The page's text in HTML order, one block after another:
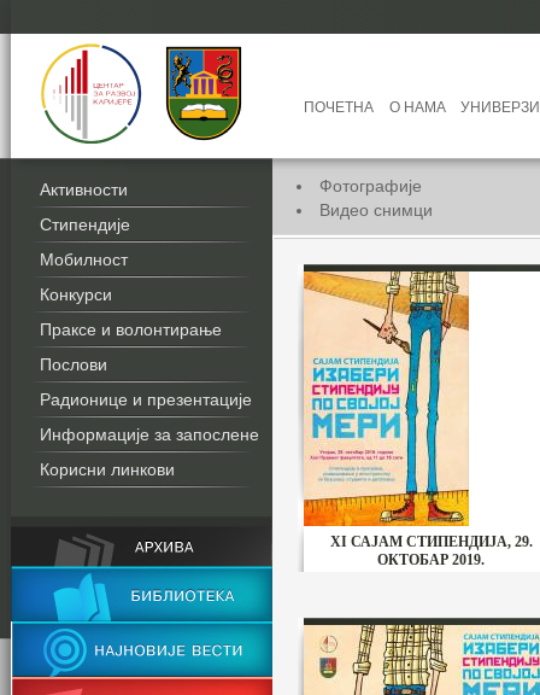
ПОЧЕТНА О НАМА
Активности
Стипендије
Мобилност
Конкурси
Праксе и волонтирање
Послови
Радионице и презентације
Информације за запослене
Корисни линкови
Фотографије
Видео снимци
XI САЈАМ СТИПЕНДИЈА, 29.
ОКТОБАР 2019.